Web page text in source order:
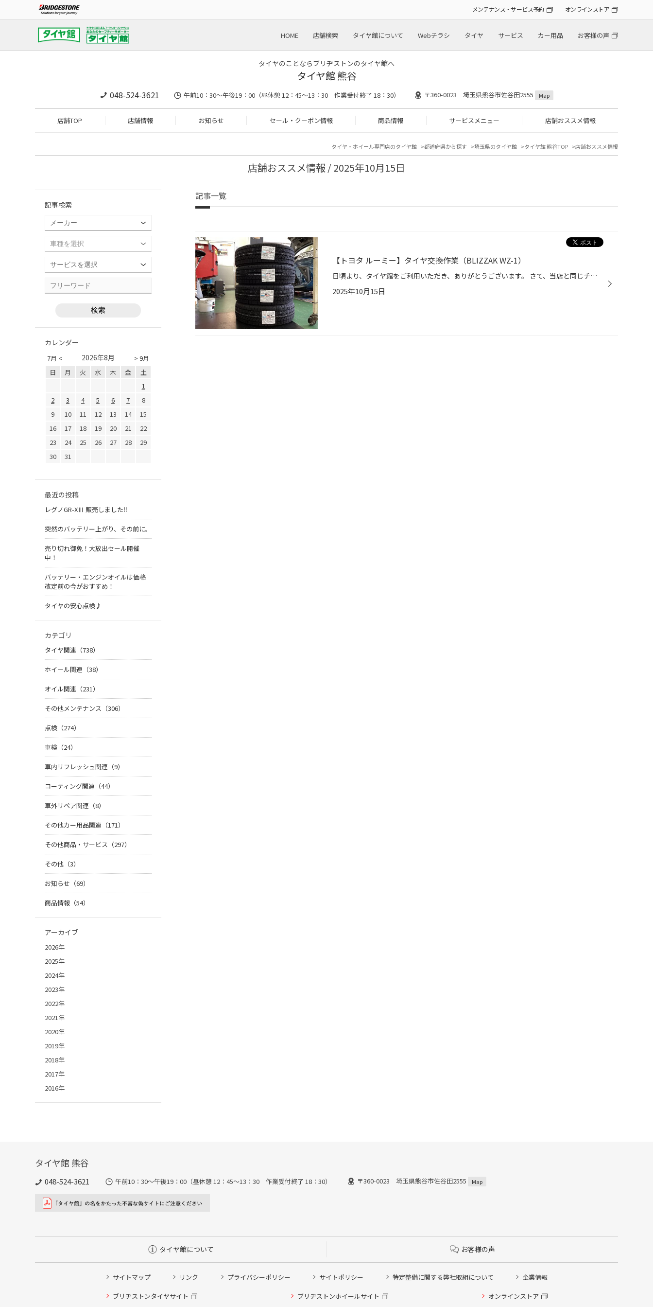
メンテナンス・サービス予約 オンラインストア
HOME 店舗検索 タイヤ館について Webチラシ タイヤ サービス カー用品 お客様の声
タイヤのことならブリヂストンのタイヤ館へ
タイヤ館 熊谷
048-524-3621 午前10：30～午後19：00（昼休憩 12：45～13：30 作業受付終了 18：30） 〒360-0023 埼玉県熊谷市佐谷田2555 Map
店舗TOP 店舗情報 お知らせ セール・クーポン情報 商品情報 サービスメニュー 店舗おススメ情報
タイヤ・ホイール専門店のタイヤ館 都道府県から探す 埼玉県のタイヤ館 タイヤ館 熊谷TOP 店舗おススメ情報
店舗おススメ情報 / 2025年10月15日
記事一覧
【トヨタ ルーミー】タイヤ交換作業（BLIZZAK WZ-1）
日頃より、タイヤ館をご利用いただき、ありがとうございます。 さて、当店と同じチェーン店の近隣タイヤ館店舗で作業いたしましたタイヤ交換作業をご紹介します。 （WEB掲載をご快諾いただきましたお客様！大変感謝しております。 いつもご愛顧いただき誠にありがとうございます！！） おクルマ：ト...
2025年10月15日
記事検索
カレンダー
7月 < > 9月
2026年8月
日 月 火 水 木 金
土
1
2
3 4 5 6 7
8
9
10 11 12 13 14
15
16
17 18 19 20 21
22
23
24 25 26 27 28
29
30
31
最近の投稿
レグノGR-XⅢ 販売しました‼️
突然のバッテリー上がり、その前に。
売り切れ御免！大放出セール開催
中！
バッテリー・エンジンオイルは価格
改定前の今がおすすめ！
タイヤの安心点検♪
カテゴリ
タイヤ関連（738）
ホイール関連（38）
オイル関連（231）
その他メンテナンス（306）
点検（274）
車検（24）
車内リフレッシュ関連（9）
コーティング関連（44）
車外リペア関連（8）
その他カー用品関連（171）
その他商品・サービス（297）
その他（3）
お知らせ（69）
商品情報（54）
アーカイブ
2026年
2025年
2024年
2023年
2022年
2021年
2020年
2019年
2018年
2017年
2016年
タイヤ館 熊谷
048-524-3621 午前10：30～午後19：00（昼休憩 12：45～13：30 作業受付終了 18：30） 〒360-0023 埼玉県熊谷市佐谷田2555 Map
タイヤ館について お客様の声
サイトマップ リンク プライバシーポリシー サイトポリシー 特定整備に関する弊社取組について 企業情報
ブリヂストンタイヤサイト ブリヂストンホイールサイト オンラインストア
タイヤ点検・安全点検/タイヤ履き替え/オイル交換/その他ピット作業の予約
クローク契約会員専用タイヤ履き替え※タイヤ履き替えを希望のクローク契約会員の方はこちらを選択ください